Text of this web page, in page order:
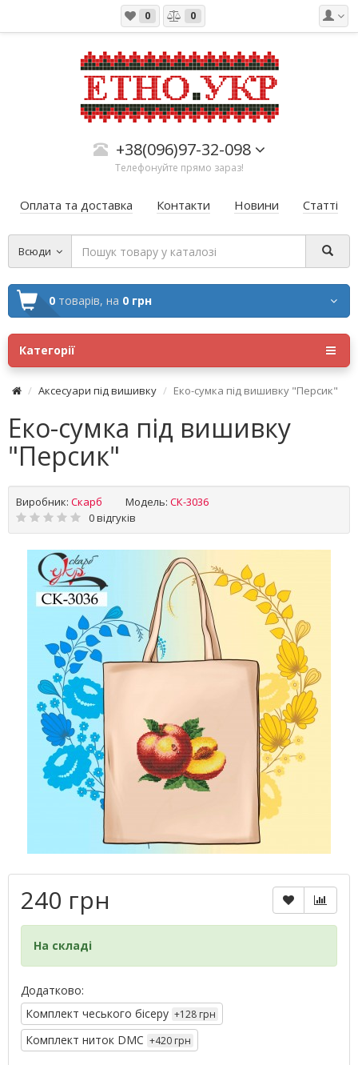
0 0
+38(096)97-32-098
Телефонуйте прямо зараз!
Оплата та доставка Контакти Новини Статті
Всюди
0 товарів, на 0 грн
Категорії
Аксесуари під вишивку Еко-сумка під вишивку "Персик"
Еко-сумка під вишивку
"Персик"
Виробник: Скарб Модель: СК-3036
0 відгуків
240 грн
На складі
Додатково:
Комплект чеського бісеру +128 грн
Комплект ниток DMC +420 грн